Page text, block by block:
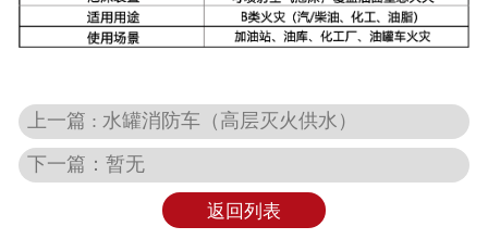
上一篇 : 水罐消防车（高层灭火供水）
下一篇：暂无
返回列表